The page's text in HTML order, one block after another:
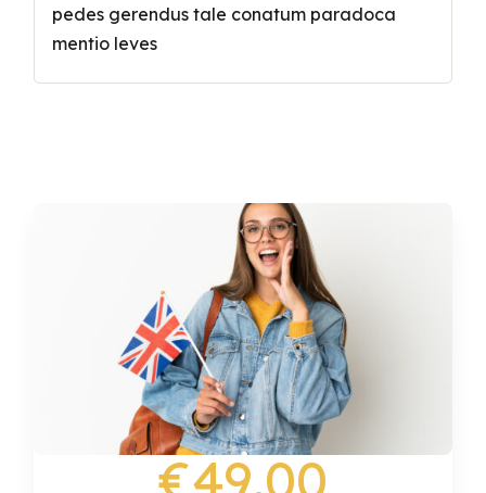
pedes gerendus tale conatum paradoca
mentio leves
€49.00